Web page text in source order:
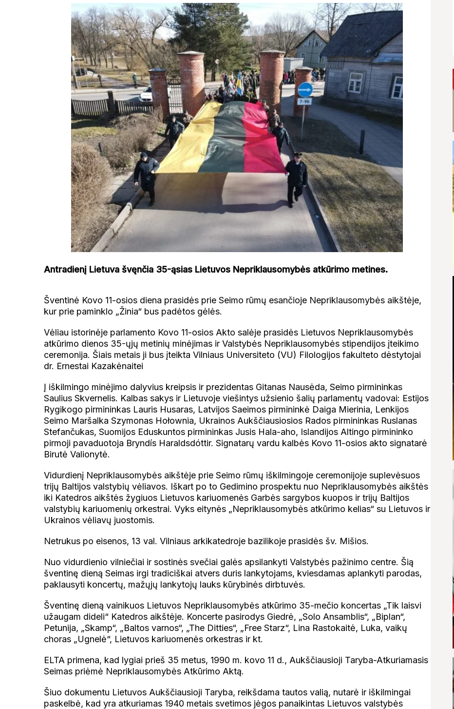
Antradienį Lietuva švęnčia 35-ąsias Lietuvos Nepriklausomybės atkūrimo metines.
Šventinė Kovo 11-osios diena prasidės prie Seimo rūmų esančioje Nepriklausomybės aikštėje,
kur prie paminklo „Žinia“ bus padėtos gėlės.
Vėliau istorinėje parlamento Kovo 11-osios Akto salėje prasidės Lietuvos Nepriklausomybės
atkūrimo dienos 35-ųjų metinių minėjimas ir Valstybės Nepriklausomybės stipendijos įteikimo
ceremonija. Šiais metais ji bus įteikta Vilniaus Universiteto (VU) Filologijos fakulteto dėstytojai
dr. Ernestai Kazakėnaitei
Į iškilmingo minėjimo dalyvius kreipsis ir prezidentas Gitanas Nausėda, Seimo pirmininkas
Saulius Skvernelis. Kalbas sakys ir Lietuvoje viešintys užsienio šalių parlamentų vadovai: Estijos
Rygikogo pirmininkas Lauris Husaras, Latvijos Saeimos pirmininkė Daiga Mierinia, Lenkijos
Seimo Maršalka Szymonas Hołownia, Ukrainos Aukščiausiosios Rados pirmininkas Ruslanas
Stefančukas, Suomijos Eduskuntos pirmininkas Jusis Hala-aho, Islandijos Altingo pirmininko
pirmoji pavaduotoja Bryndís Haraldsdóttir. Signatarų vardu kalbės Kovo 11-osios akto signatarė
Birutė Valionytė.
Vidurdienį Nepriklausomybės aikštėje prie Seimo rūmų iškilmingoje ceremonijoje suplevėsuos
trijų Baltijos valstybių vėliavos. Iškart po to Gedimino prospektu nuo Nepriklausomybės aikštės
iki Katedros aikštės žygiuos Lietuvos kariuomenės Garbės sargybos kuopos ir trijų Baltijos
valstybių kariuomenių orkestrai. Vyks eitynės „Nepriklausomybės atkūrimo kelias“ su Lietuvos ir
Ukrainos vėliavų juostomis.
Netrukus po eisenos, 13 val. Vilniaus arkikatedroje bazilikoje prasidės šv. Mišios.
Nuo vidurdienio vilniečiai ir sostinės svečiai galės apsilankyti Valstybės pažinimo centre. Šią
šventinę dieną Seimas irgi tradiciškai atvers duris lankytojams, kviesdamas aplankyti parodas,
paklausyti koncertų, mažųjų lankytojų lauks kūrybinės dirbtuvės.
Šventinę dieną vainikuos Lietuvos Nepriklausomybės atkūrimo 35-mečio koncertas „Tik laisvi
užaugam dideli“ Katedros aikštėje. Koncerte pasirodys Giedrė, „Solo Ansamblis“, „Biplan“,
Petunija, „Skamp“, „Baltos varnos“, „The Ditties“, „Free Starz“, Lina Rastokaitė, Luka, vaikų
choras „Ugnelė“, Lietuvos kariuomenės orkestras ir kt.
ELTA primena, kad lygiai prieš 35 metus, 1990 m. kovo 11 d., Aukščiausioji Taryba-Atkuriamasis
Seimas priėmė Nepriklausomybės Atkūrimo Aktą.
Šiuo dokumentu Lietuvos Aukščiausioji Taryba, reikšdama tautos valią, nutarė ir iškilmingai
paskelbė, kad yra atkuriamas 1940 metais svetimos jėgos panaikintas Lietuvos valstybės